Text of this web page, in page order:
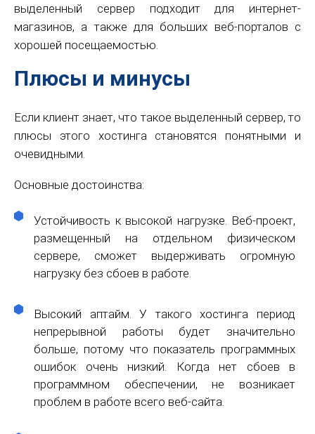
выделенный сервер подходит для интернет-
магазинов, а также для больших веб-порталов с
хорошей посещаемостью.
Плюсы и минусы
Если клиент знает, что такое выделенный сервер, то
плюсы этого хостинга становятся понятными и
очевидными.
Основные достоинства:
Устойчивость к высокой нагрузке. Веб-проект,
размещенный на отдельном физическом
сервере, сможет выдерживать огромную
нагрузку без сбоев в работе.
Высокий аптайм. У такого хостинга период
непрерывной работы будет значительно
больше, потому что показатель программных
ошибок очень низкий. Когда нет сбоев в
программном обеспечении, не возникает
проблем в работе всего веб-сайта.